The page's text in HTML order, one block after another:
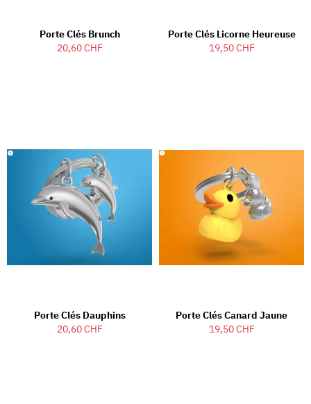
Porte Clés Brunch
20,60 CHF
Porte Clés Licorne Heureuse
19,50 CHF
Porte Clés Dauphins
20,60 CHF
Porte Clés Canard Jaune
19,50 CHF